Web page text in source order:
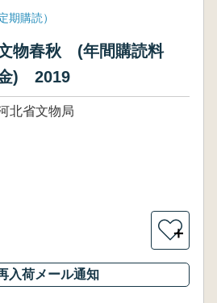
期購読）
物春秋 (年間購読料
) 2019
北省文物局
＋
入荷メール通知